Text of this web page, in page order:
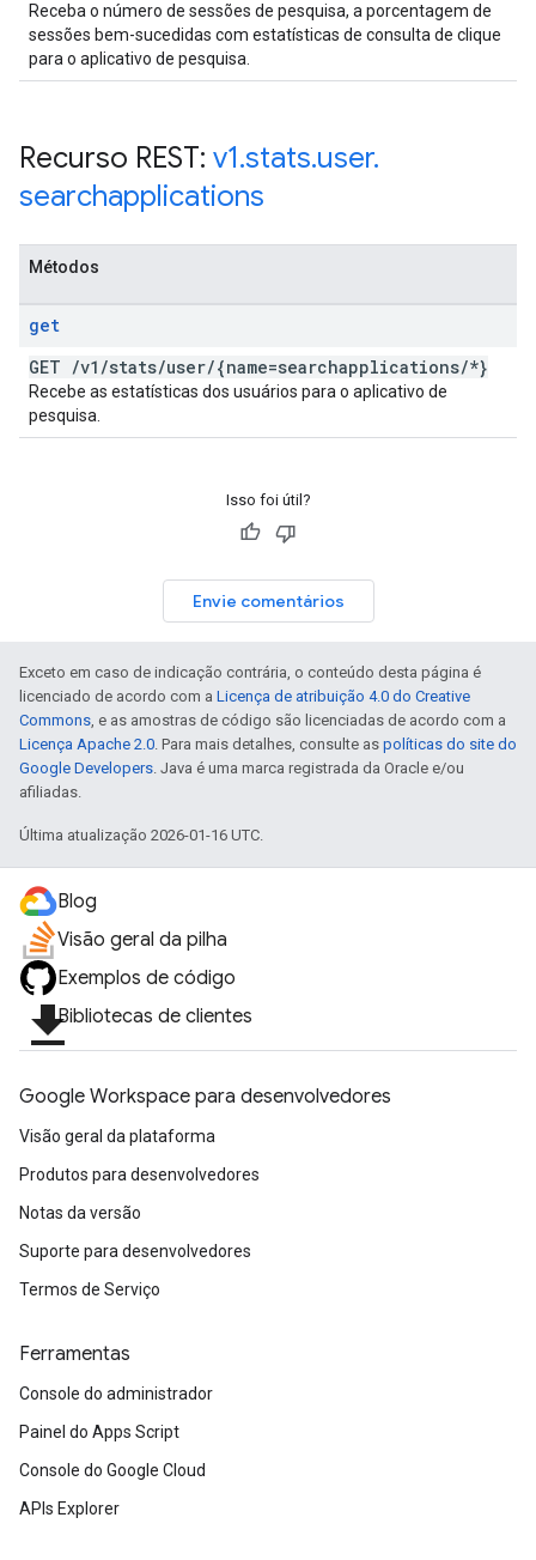
Receba o número de sessões de pesquisa, a porcentagem de
sessões bem-sucedidas com estatísticas de consulta de clique
para o aplicativo de pesquisa.
Recurso REST: v1.stats.user.
searchapplications
Métodos
get
GET /v1 /stats/user/{name=searchapplications/*}
Recebe as estatísticas dos usuários para o aplicativo de
pesquisa.
Isso foi útil?
Envie comentários
Exceto em caso de indicação contrária, o conteúdo desta página é
licenciado de acordo com a Licença de atribuição 4.0 do Creative
Commons, e as amostras de código são licenciadas de acordo com a
Licença Apache 2.0. Para mais detalhes, consulte as políticas do site do
Google Developers. Java é uma marca registrada da Oracle e/ou
afiliadas.
Última atualização 2026-01-16 UTC.
Blog
Visão geral da pilha
Exemplos de código
file_downloadBibliotecas de clientes
Google Workspace para desenvolvedores
Visão geral da plataforma
Produtos para desenvolvedores
Notas da versão
Suporte para desenvolvedores
Termos de Serviço
Ferramentas
Console do administrador
Painel do Apps Script
Console do Google Cloud
APIs Explorer